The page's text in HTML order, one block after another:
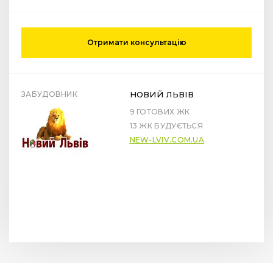
Отримати консультацію
ЗАБУДОВНИК НОВИЙ ЛЬВІВ
9 ГОТОВИХ ЖК
13 ЖК БУДУЄТЬСЯ
NEW-LVIV.COM.UA